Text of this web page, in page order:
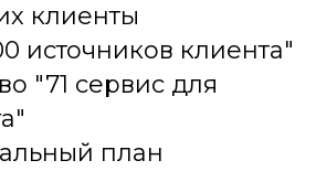
клиенты
источников клиента"
"71 сервис для
план